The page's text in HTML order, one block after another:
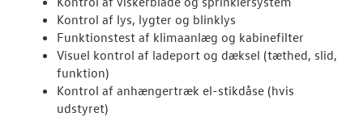
Kontrol af lys, lygter og blinklys
Funktionstest af klimaanlæg og kabinefilter
Visuel kontrol af ladeport og dæksel (tæthed, slid,
funktion)
Kontrol af anhængertræk el-stikdåse (hvis
udstyret)